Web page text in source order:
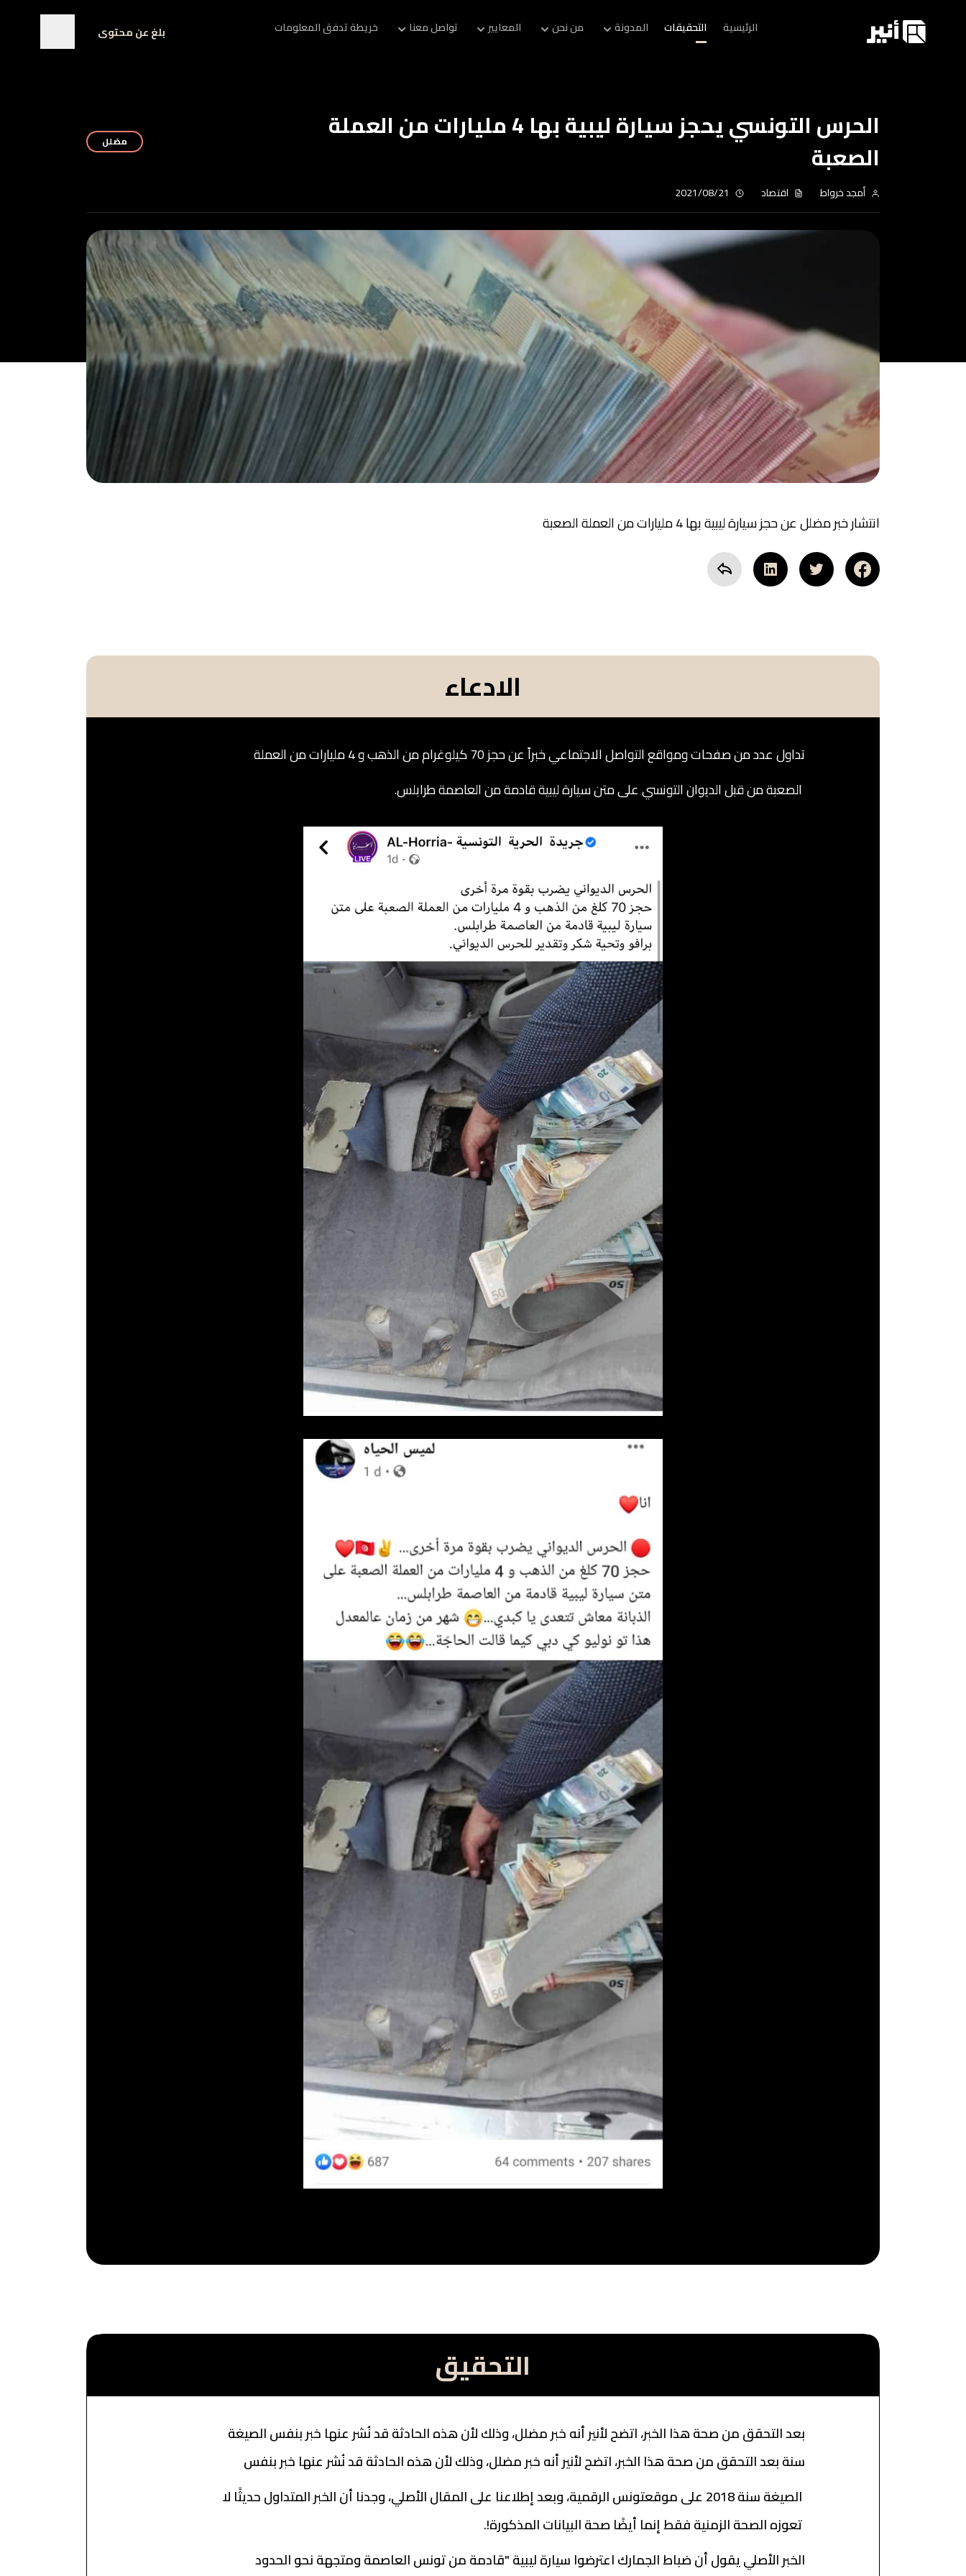
الرئيسية التحقيقات المدونة من نحن المعايير تواصل معنا خريطة تدفق المعلومات بلغ عن محتوى
الحرس التونسي يحجز سيارة ليبية بها 4 مليارات من العملة
الصعبة
مضلل
أمجد خرواط اقتصاد 2021/08/21
انتشار خبر مضلل عن حجز سيارة ليبية بها 4 مليارات من العملة الصعبة
الادعاء
تداول عدد من صفحات ومواقع التواصل الاجتماعي خبراً عن حجز 70 كيلوغرام من الذهب و 4 مليارات من العملة
الصعبة من قبل الديوان التونسي على متن سيارة ليبية قادمة من العاصمة طرابلس.
التحقيق
بعد التحقق من صحة هذا الخبر، اتضح لأنير أنه خبر مضلل، وذلك لأن هذه الحادثة قد نُشر عنها خبر بنفس الصيغة
سنة بعد التحقق من صحة هذا الخبر، اتضح لأنير أنه خبر مضلل، وذلك لأن هذه الحادثة قد نُشر عنها خبر بنفس
الصيغة سنة 2018 على موقعتونس الرقمية، وبعد إطلاعنا على المقال الأصلي، وجدنا أن الخبر المتداول حديثًا لا
تعوزه الصحة الزمنية فقط إنما أيضًا صحة البيانات المذكورة!.
الخبر الأصلي يقول أن ضباط الجمارك اعترضوا سيارة ليبية "قادمة من تونس العاصمة ومتجهة نحو الحدود